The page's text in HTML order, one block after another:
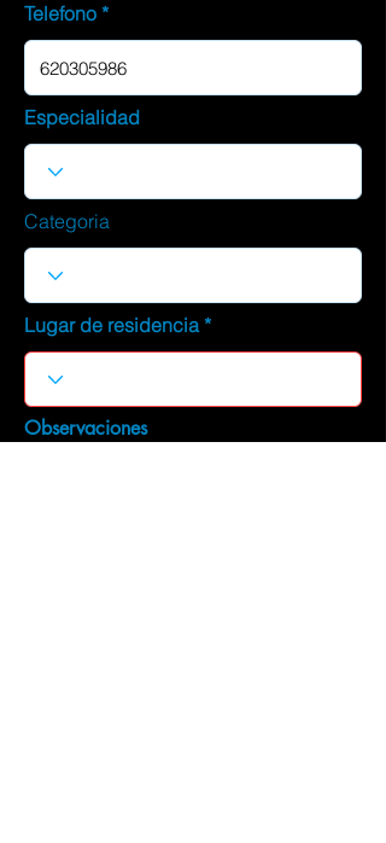
Telefono
Especialidad
Categoria
Lugar de residencia
Observaciones